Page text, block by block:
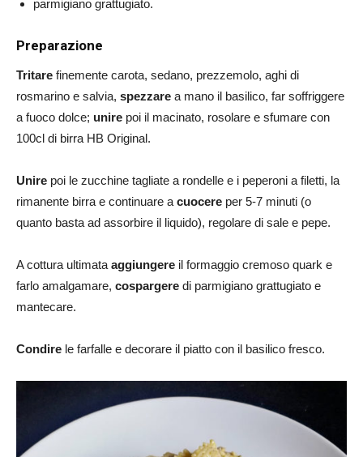
parmigiano grattugiato.
Preparazione
Tritare finemente carota, sedano, prezzemolo, aghi di
rosmarino e salvia, spezzare a mano il basilico, far soffriggere
a fuoco dolce; unire poi il macinato, rosolare e sfumare con
100cl di birra HB Original.
Unire poi le zucchine tagliate a rondelle e i peperoni a filetti, la
rimanente birra e continuare a cuocere per 5-7 minuti (o
quanto basta ad assorbire il liquido), regolare di sale e pepe.
A cottura ultimata aggiungere il formaggio cremoso quark e
farlo amalgamare, cospargere di parmigiano grattugiato e
mantecare.
Condire le farfalle e decorare il piatto con il basilico fresco.